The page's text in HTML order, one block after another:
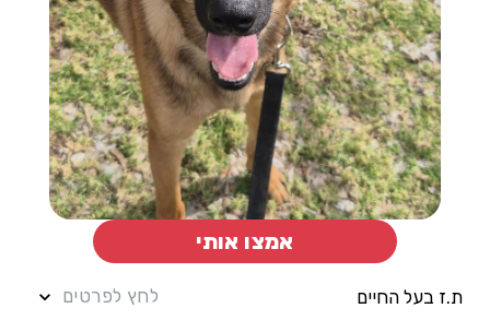
ת.ז בעל החיים לחץ לפרטים
אמצו אותי